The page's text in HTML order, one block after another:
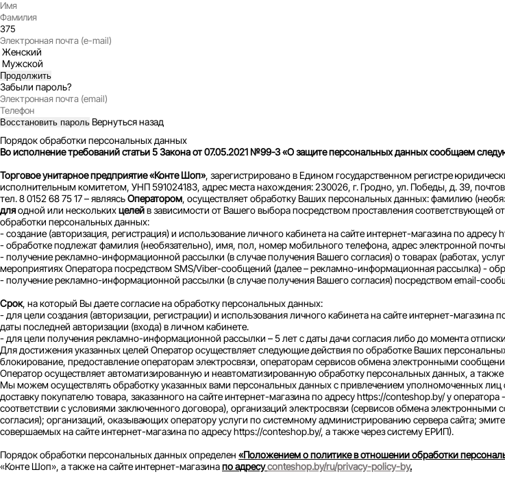
Женский
Мужской
Продолжить
Забыли пароль?
Восстановить пароль Вернуться назад
Порядок обработки персональных данных
Во исполнение требований статьи 5 Закона от 07.05.2021 №99-З «О защите персональных данных сообщаем
Торговое унитарное предприятие «Конте Шоп», зарегистрировано в Едином государственном регистре
исполнительным комитетом, УНП 591024183, адрес места нахождения: 230026, г. Гродно, ул. Победы, д. 39,
тел. 8 0152 68 75 17 – являясьОператором, осуществляет обработку Ваших персональных данных: фамилию
дляодной или несколькихцелейв зависимости от Вашего выбора посредством проставления соответствующей
обработки персональных данных:
- создание (авторизация, регистрация) и использование личного кабинета на сайте интернет-магазина по адресу
- обработке подлежат фамилия (необязательно), имя, пол, номер мобильного телефона, адрес электронной
- получение рекламно-информационной рассылки (в случае получения Вашего согласия) о товарах (работах,
мероприятиях Оператора посредством SMS/Viber-сообщений (далее – рекламно-информационная рассылка) -
- получение рекламно-информационной рассылки (в случае получения Вашего согласия) посредством email-
Срок, на который Вы даете согласие на обработку персональных данных:
- для цели создания (авторизации, регистрации) и использования личного кабинета на сайте интернет-
даты последней авторизации (входа) в личном кабинете.
- для цели получения рекламно-информационной рассылки – 5 лет с даты дачи согласия либо до момента
Для достижения указанных целей Оператор осуществляет следующие действия по обработке Ваших
блокирование, предоставление операторам электросвязи, операторам сервисов обмена электронными
Оператор осуществляет автоматизированную и неавтоматизированную обработку персональных данных, а
Мы можем осуществлять обработку указанных вами персональных данных с привлечением уполномоченных
доставку покупателю товара, заказанного на сайте интернет-магазина по адресу https://conteshop.by/ у
соответствии с условиями заключенного договора), организаций электросвязи (сервисов обмена
согласия); организаций, оказывающих оператору услуги по системному администрированию сервера сайта;
совершаемых на сайте интернет-магазина по адресу https://conteshop.by/, а также через систему ЕРИП).
Порядок обработки персональных данных определен «Положением о политике в отношении обработки
«Конте Шоп», а также на сайте интернет-магазинапо адресуconteshop.by/ru/privacy-policy-by.